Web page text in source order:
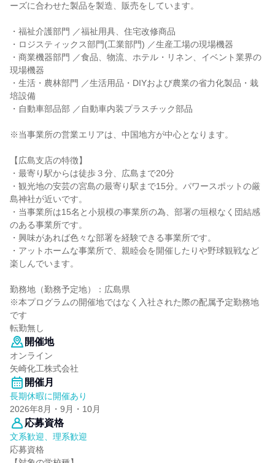
ーズに合わせた製品を製造、販売をしています。
・福祉介護部門 ／福祉用具、住宅改修商品
・ロジスティックス部門(工業部門) ／生産工場の現場機器
・商業機器部門 ／食品、物流、ホテル・リネン、イベント業界の
現場機器
・生活・農林部門 ／生活用品・DIYおよび農業の省力化製品・栽
培設備
・自動車部品部 ／自動車内装プラスチック部品
※当事業所の営業エリアは、中国地方が中心となります。
【広島支店の特徴】
・最寄り駅からは徒歩３分、広島まで20分
・観光地の安芸の宮島の最寄り駅まで15分。パワースポットの厳
島神社が近いです。
・当事業所は15名と小規模の事業所の為、部署の垣根なく団結感
のある事業所です。
・興味があれば色々な部署を経験できる事業所です。
・アットホームな事業所で、親睦会を開催したりや野球観戦など
楽しんでいます。
勤務地（勤務予定地）：広島県
※本プログラムの開催地ではなく入社された際の配属予定勤務地
です
転勤無し
開催地
オンライン
矢崎化工株式会社
開催月
長期休暇に開催あり
2026年8月・9月・10月
応募資格
文系歓迎、理系歓迎
応募資格